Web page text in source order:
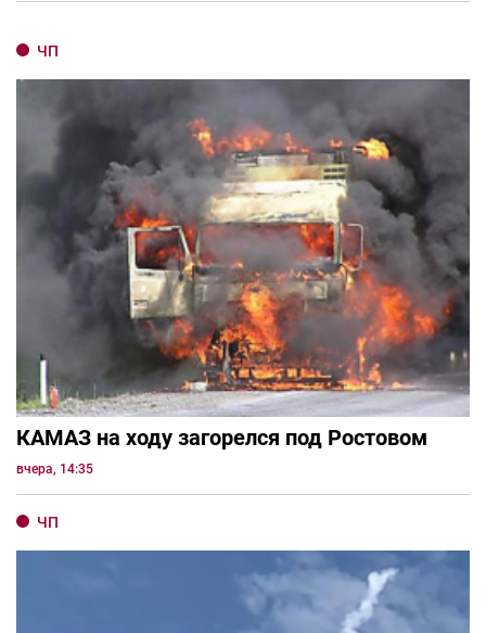
ЧП
КАМАЗ на ходу загорелся под Ростовом
вчера, 14:35
ЧП